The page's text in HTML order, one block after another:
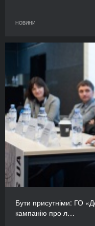
НОВИНИ
Бути присутніми: ГО
кампанію про л…